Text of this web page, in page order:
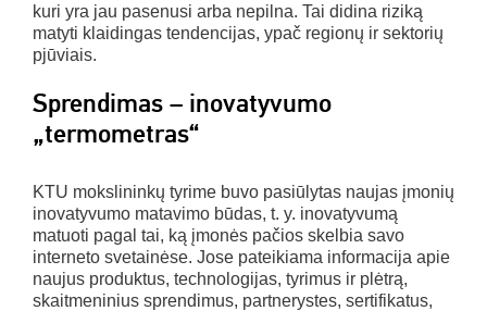
kuri yra jau pasenusi arba nepilna. Tai didina riziką
matyti klaidingas tendencijas, ypač regionų ir sektorių
pjūviais.
Sprendimas – inovatyvumo
„termometras“
KTU mokslininkų tyrime buvo pasiūlytas naujas įmonių
inovatyvumo matavimo būdas, t. y. inovatyvumą
matuoti pagal tai, ką įmonės pačios skelbia savo
interneto svetainėse. Jose pateikiama informacija apie
naujus produktus, technologijas, tyrimus ir plėtrą,
skaitmeninius sprendimus, partnerystes, sertifikatus,